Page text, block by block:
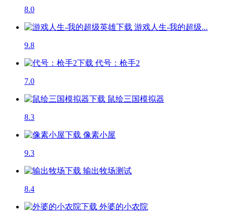
8.0
游戏人生-我的超级...
9.8
代号：枪手2
7.0
鼠绘三国模拟器
8.3
像素小屋
9.3
输出牧场测试
8.4
外婆的小农院